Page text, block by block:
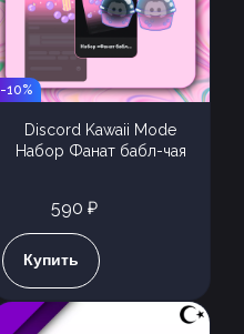
-10%
Discord Kawaii Mode
Набор Фанат бабл-чая
590 ₽
Купить